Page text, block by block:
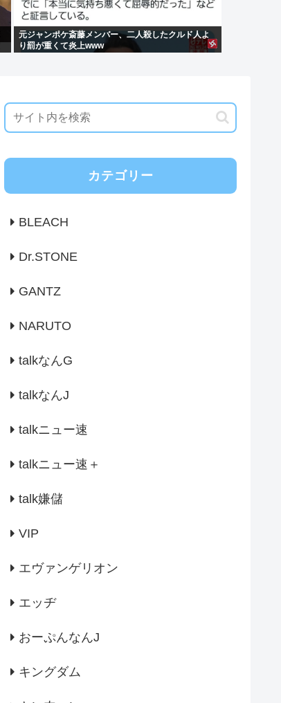
元ジャンポケ斎藤メンバー、二人殺したクルド人よ
り罰が重くて炎上www
カテゴリー
BLEACH
Dr.STONE
GANTZ
NARUTO
talkなんG
talkなんJ
talkニュー速
talkニュー速＋
talk嫌儲
VIP
エヴァンゲリオン
エッヂ
おーぷんなんJ
キングダム